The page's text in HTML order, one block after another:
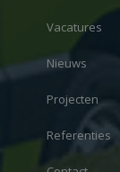
Vacatures
Nieuws
Projecten
Referenties